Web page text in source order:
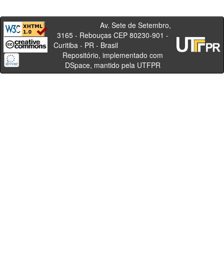
Av. Sete de Setembro,
3165 - Rebouças CEP 80230-901 -
Curitiba - PR - Brasil
Repositório, implementado com
DSpace, mantido pela UTFPR